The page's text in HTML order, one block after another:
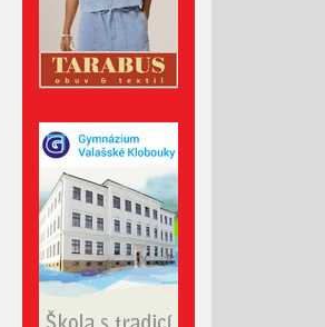
Prosinec 2022
Listopad 2022
Říjen 2022
Srpen 2022
Červenec 2022
Červen 2022
Květen 2022
Duben 2022